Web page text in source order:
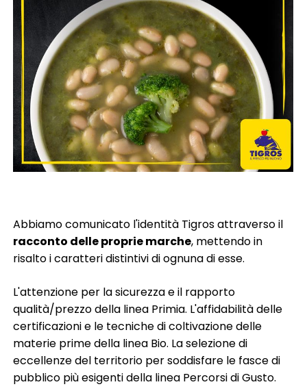
Abbiamo comunicato l'identità Tigros attraverso il
racconto delle proprie marche, mettendo in
risalto i caratteri distintivi di ognuna di esse.
L'attenzione per la sicurezza e il rapporto
qualità/prezzo della linea Primia. L'affidabilità delle
certificazioni e le tecniche di coltivazione delle
materie prime della linea Bio. La selezione di
eccellenze del territorio per soddisfare le fasce di
pubblico più esigenti della linea Percorsi di Gusto.